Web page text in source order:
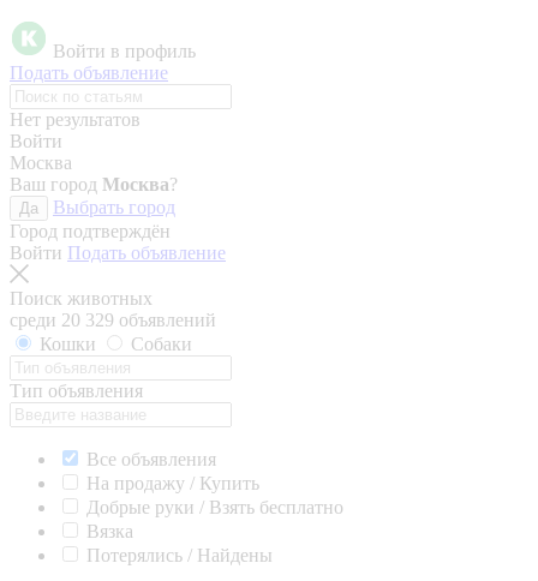
Войти в профиль
Подать объявление
Нет результатов
Войти
Москва
Ваш город Москва?
Да
Выбрать город
Город подтверждён
Войти Подать объявление
Поиск животных
среди 20 329 объявлений
Кошки
Собаки
Тип объявления
Все объявления
На продажу / Купить
Добрые руки / Взять бесплатно
Вязка
Потерялись / Найдены